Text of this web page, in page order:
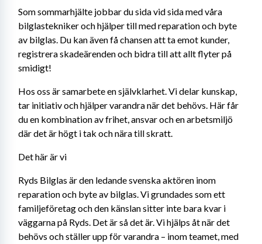
Som sommarhjälte jobbar du sida vid sida med våra
bilglastekniker och hjälper till med reparation och byte
av bilglas. Du kan även få chansen att ta emot kunder,
registrera skadeärenden och bidra till att allt flyter på
smidigt!
Hos oss är samarbete en självklarhet. Vi delar kunskap,
tar initiativ och hjälper varandra när det behövs. Här får
du en kombination av frihet, ansvar och en arbetsmiljö
där det är högt i tak och nära till skratt.
Det här är vi
Ryds Bilglas är den ledande svenska aktören inom
reparation och byte av bilglas. Vi grundades som ett
familjeföretag och den känslan sitter inte bara kvar i
väggarna på Ryds. Det är så det är. Vi hjälps åt när det
behövs och ställer upp för varandra – inom teamet, med